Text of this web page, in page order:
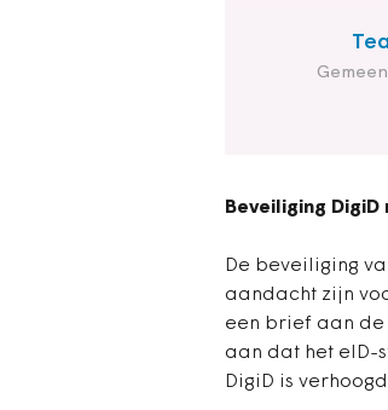
Beveiliging
De beveiliging
aandacht zijn
een brief aan de
aan dat het eID-
DigiD is